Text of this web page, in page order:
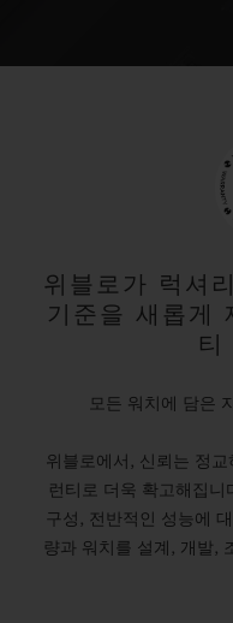
위블로가 럭셔
기준을 새롭게
티
모든 워치에 담은
위블로에서, 신뢰는 정
런티로 더욱 확고해집니
구성, 전반적인 성능에
량과 워치를 설계, 개발,